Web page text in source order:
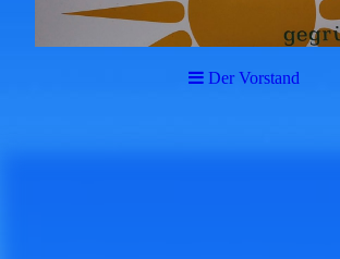
Der Vorstand